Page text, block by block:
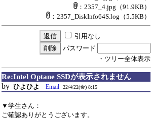
：2357_4.jpg （91.9KB）
：2357_DiskInfo64S.log （5.5KB）
引用なし
パスワード
・ツリー全体表示
Re:Intel Optane SSDが表示されません
by ひよひよ Email 22/4/22(金) 8:15
▼学生さん：
ご確認ありがとうございます。